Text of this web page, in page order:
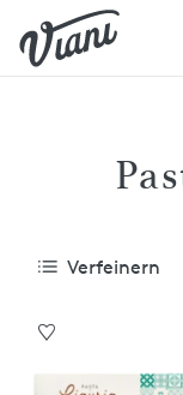
Verfeinern